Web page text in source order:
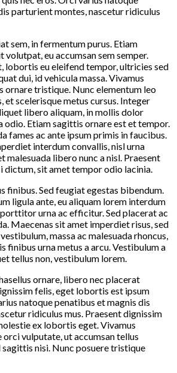
parturient montes, nascetur ridiculus
sem, in fermentum purus. Etiam
eu accumsan sem semper.
lobortis eu eleifend tempor, ultricies sed
dui, id vehicula massa. Vivamus
ornare tristique. Nunc elementum leo
scelerisque metus cursus. Integer
libero aliquam, in mollis dolor
odio. Etiam sagittis ornare est et tempor.
fames ac ante ipsum primis in faucibus.
interdum convallis, nisl urna
malesuada libero nunc a nisl. Praesent
dictum, sit amet tempor odio lacinia.
finibus. Sed feugiat egestas bibendum.
ligula ante, eu aliquam lorem interdum
urna ac efficitur. Sed placerat ac
Maecenas sit amet imperdiet risus, sed
massa ac malesuada rhoncus,
finibus urna metus a arcu. Vestibulum a
tellus non, vestibulum lorem.
ornare, libero nec placerat
felis, eget lobortis est ipsum
natoque penatibus et magnis dis
ridiculus mus. Praesent dignissim
ex lobortis eget. Vivamus
orci vulputate, ut accumsan tellus
nisi. Nunc posuere tristique